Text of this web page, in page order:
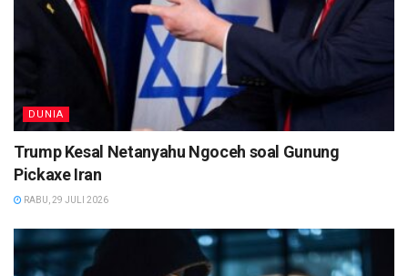
DUNIA
Trump Kesal Netanyahu Ngoceh soal Gunung
Pickaxe Iran
RABU, 29 JULI 2026